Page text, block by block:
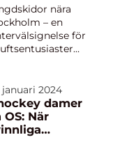
spelarna från
världen för att
om ära och ...
nära
– en
för
stadskärna
vackra skärgård,
också
2024
damer
OS: När